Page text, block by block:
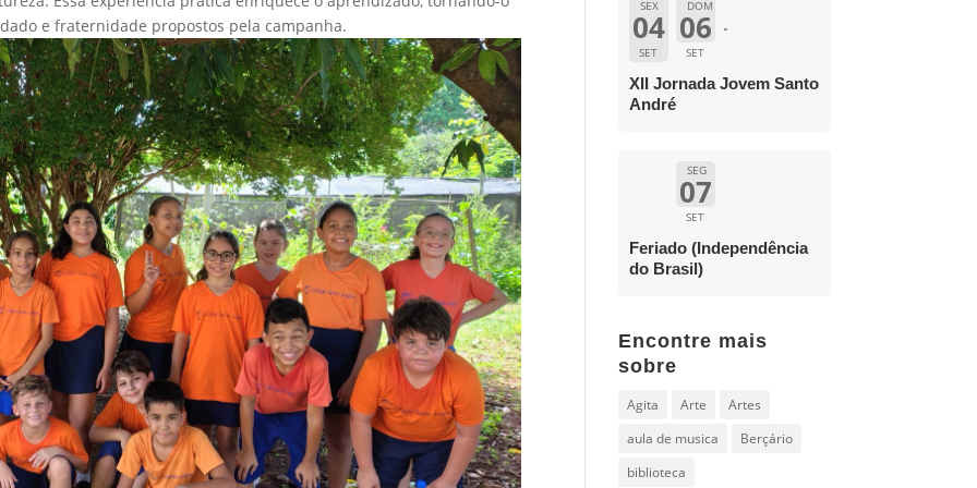
e fraternidade propostos pela campanha.
SEX
04
SET
DOM
06
SET
XII Jornada Jovem Santo
André
SEG
07
SET
Feriado (Independência
do Brasil)
Encontre mais
sobre
Agita Arte
Artes
aula de musica
Berçário
biblioteca